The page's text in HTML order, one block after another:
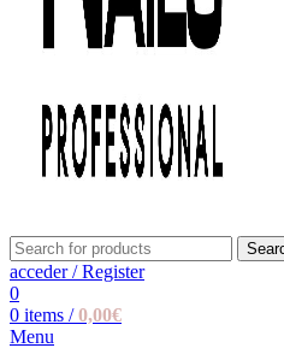
acceder / Register
0
0 items / 0,00€
Menu